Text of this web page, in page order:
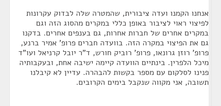
אנחנו הקמנו ועדה ציבורית, שהמטרה שלה לבדוק עקרונות
לפיצוי ראוי לציבור באופן כללי במקרים מהסוג הזה וגם
במקרים אחרים של חברות אחרות, גם בענפים אחרים. בדקנו
גם את הפיצוי במקרה הזה. בוועדה חברים פרופ' אמיר ברנע,
פרופ' רוזן גרונאו, פרופ' רוביק חורש, ד"ר יובל קרניאל ועו"ד
מיכל הלפרין. בינתיים הוועדה קיימה ישיבה אחת, ובעקבותיה
פנינו לסלקום עם מספר בקשות להבהרה. עדיין לא קיבלנו
תשובה, אני מקווה שנקבל בימים הקרובים.